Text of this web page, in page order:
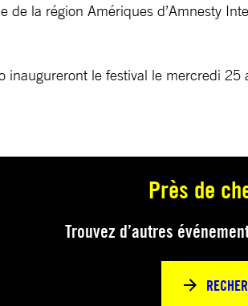
de la région Amériques d’Amnesty
inaugureront le festival le mercredi 25
Près de
Trouvez d’autres